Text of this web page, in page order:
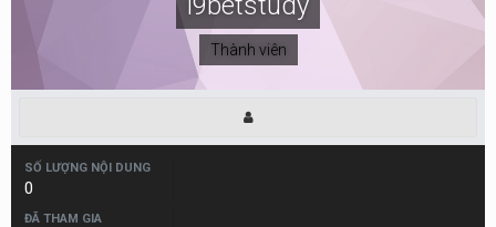
Thành viên
SỐ LƯỢNG NỘI DUNG
0
ĐÃ THAM GIA